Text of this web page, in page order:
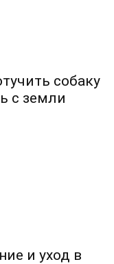
собаку
с земли
и уход в